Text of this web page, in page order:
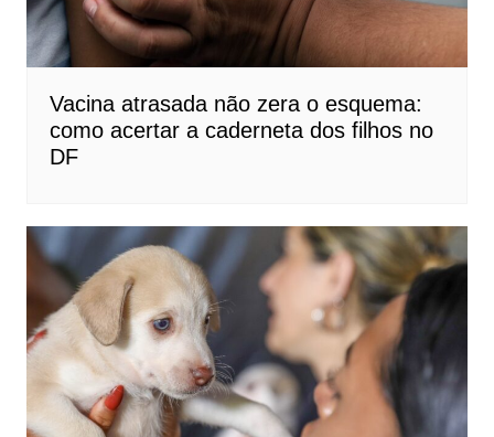
Vacina atrasada não zera o esquema:
como acertar a caderneta dos filhos no
DF